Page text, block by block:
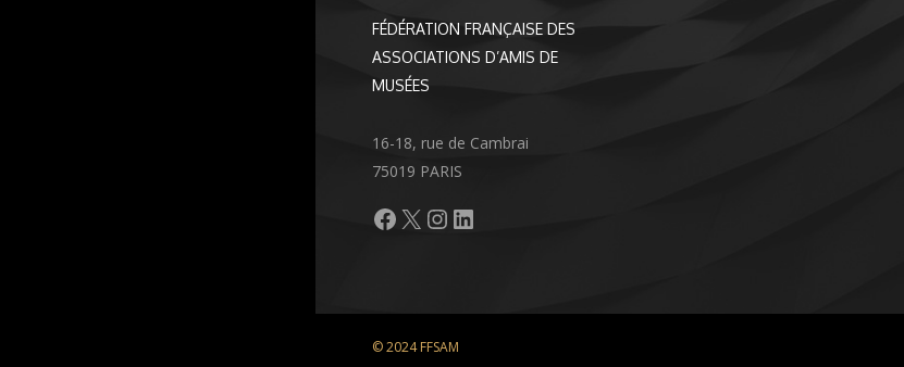
FÉDÉRATION FRANÇAISE DES
ASSOCIATIONS D’AMIS DE
MUSÉES
16-18, rue de Cambrai
75019 PARIS
Facebook
X Instagram
LinkedIn
© 2024 FFSAM